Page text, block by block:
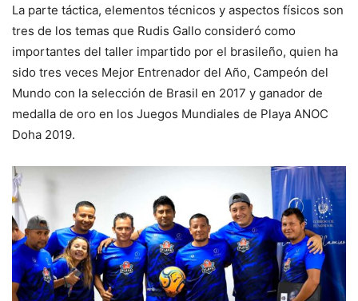
La parte táctica, elementos técnicos y aspectos físicos son
tres de los temas que Rudis Gallo consideró como
importantes del taller impartido por el brasileño, quien ha
sido tres veces Mejor Entrenador del Año, Campeón del
Mundo con la selección de Brasil en 2017 y ganador de
medalla de oro en los Juegos Mundiales de Playa ANOC
Doha 2019.